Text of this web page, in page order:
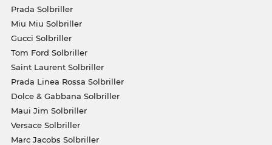
Prada Solbriller
Miu Miu Solbriller
Gucci Solbriller
Tom Ford Solbriller
Saint Laurent Solbriller
Prada Linea Rossa Solbriller
Dolce & Gabbana Solbriller
Maui Jim Solbriller
Versace Solbriller
Marc Jacobs Solbriller